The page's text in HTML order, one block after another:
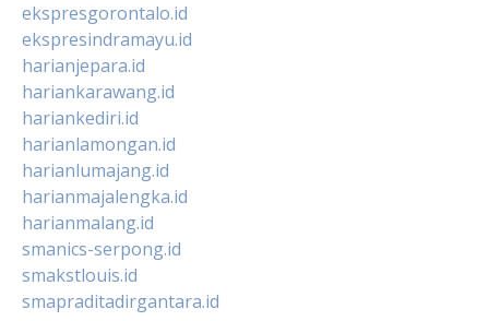
ekspresgorontalo.id
ekspresindramayu.id
harianjepara.id
hariankarawang.id
hariankediri.id
harianlamongan.id
harianlumajang.id
harianmajalengka.id
harianmalang.id
smanics-serpong.id
smakstlouis.id
smapraditadirgantara.id